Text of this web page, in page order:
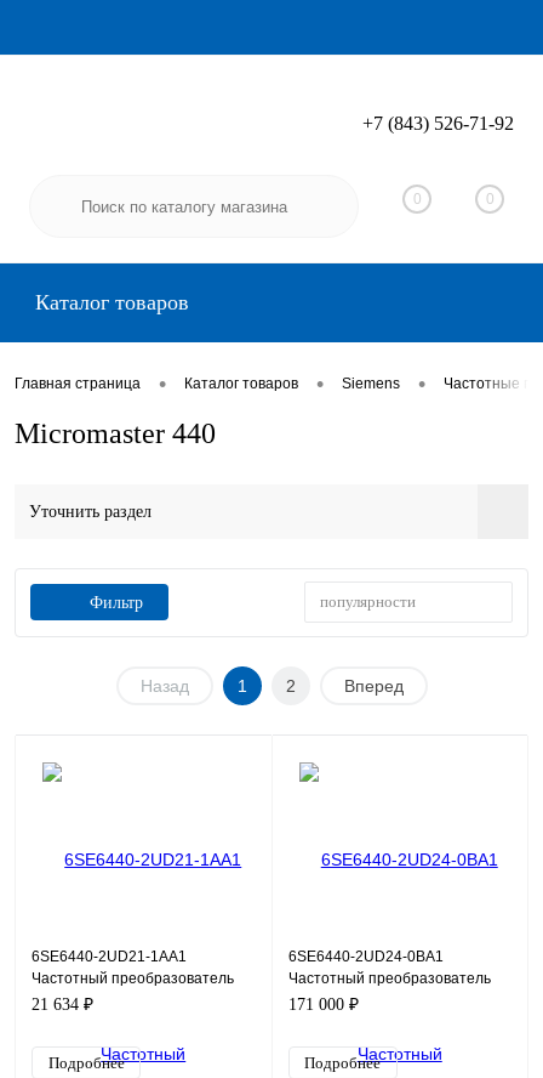
Вход Регистрация
+7 (843) 526-71-92
0 0
Каталог товаров
Главная страница • Каталог товаров • Siemens • Частотные
Micromaster 440
Уточнить раздел
Фильтр популярности
Назад 1 2 Вперед
6SE6440-2UD21-1AA1
Частотный преобразователь
Siemens Micromaster 440,
21 634 ₽
Подробнее
6SE6440-2UD24-0BA1
Частотный преобразователь
Siemens Micromaster 440, 4кВт,
171 000 ₽
Подробнее